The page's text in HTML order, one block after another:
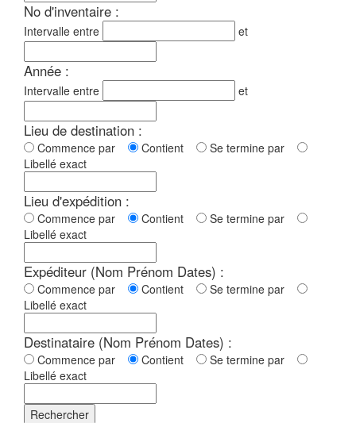
No d'inventaire :
Intervalle entre et
Année :
Intervalle entre et
Lieu de destination :
Commence par Contient
Se termine par
Libellé exact
Lieu d'expédition :
Commence par Contient
Se termine par
Libellé exact
Expéditeur (Nom Prénom Dates) :
Commence par Contient
Se termine par
Libellé exact
Destinataire (Nom Prénom Dates) :
Commence par Contient
Se termine par
Libellé exact
Rechercher